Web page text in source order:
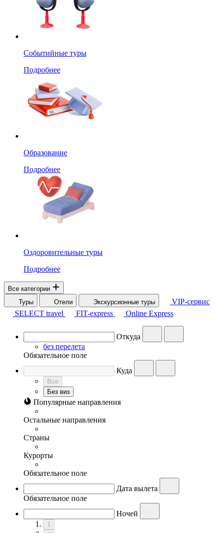
Событийные туры
Подробнее
Образование
Подробнее
Оздоровительные туры
Подробнее
Все категории
Туры
Отели Экскурсионные туры
VIP-сервис
SELECT travel
FIT-express Online Express
Откуда
без перелета
Обязательное поле
Куда
Все
Без виз
Популярные направления
Остальные направления
Страны
Курорты
Обязательное поле
Дата вылета
Обязательное поле
Ночей
1